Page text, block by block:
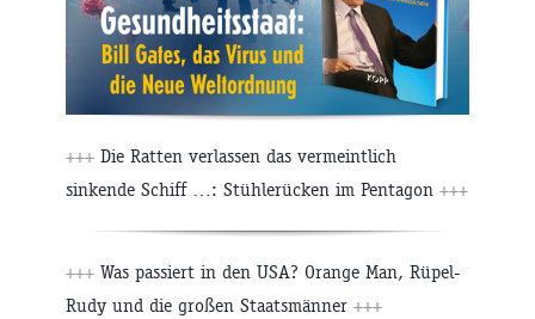
+++ Die Ratten verlassen das vermeintlich
sinkende Schiff …: Stühlerücken im Pentagon +++
+++ Was passiert in den USA? Orange Man, Rüpel-
Rudy und die großen Staatsmänner +++